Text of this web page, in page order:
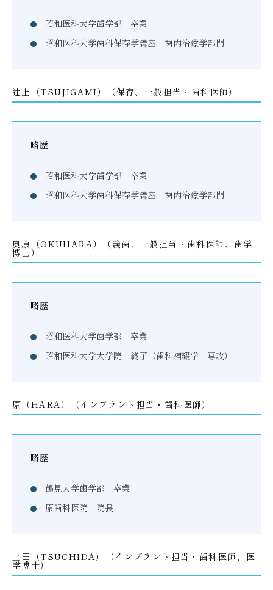
昭和医科大学歯学部 卒業
昭和医科大学歯科保存学講座 歯内治療学部門
辻上（TSUJIGAMI）（保存、一般担当・歯科医師）
略歴
昭和医科大学歯学部 卒業
昭和医科大学歯科保存学講座 歯内治療学部門
奥原（OKUHARA）（義歯、一般担当・歯科医師、歯学
博士）
略歴
昭和医科大学歯学部 卒業
昭和医科大学大学院 終了（歯科補綴学 専攻）
原（HARA）（インプラント担当・歯科医師）
略歴
鶴見大学歯学部 卒業
原歯科医院 院長
土田（TSUCHIDA）（インプラント担当・歯科医師、医
学博士）